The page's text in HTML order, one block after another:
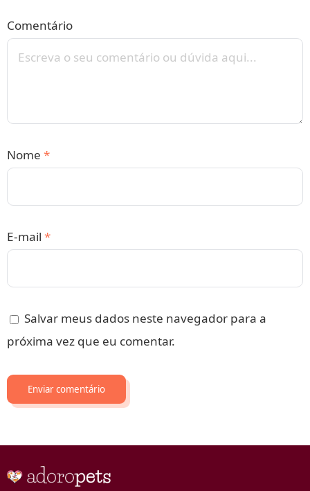
Comentário
Nome *
E-mail *
Salvar meus dados neste navegador para a
próxima vez que eu comentar.